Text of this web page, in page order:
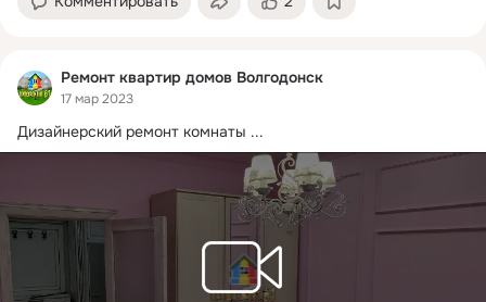
Ремонт квартир домов Волгодонск
17 мар 2023
Дизайнерский ремонт комнаты ...